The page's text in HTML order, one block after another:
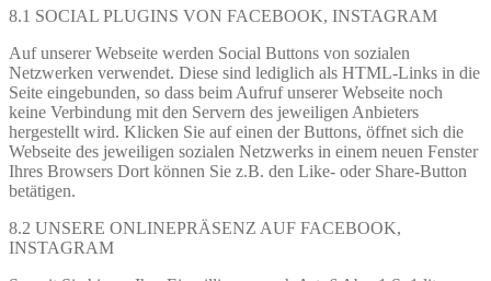
8.1 SOCIAL PLUGINS VON FACEBOOK, INSTAGRAM
Auf unserer Webseite werden Social Buttons von sozialen
Netzwerken verwendet. Diese sind lediglich als HTML-Links in die
Seite eingebunden, so dass beim Aufruf unserer Webseite noch
keine Verbindung mit den Servern des jeweiligen Anbieters
hergestellt wird. Klicken Sie auf einen der Buttons, öffnet sich die
Webseite des jeweiligen sozialen Netzwerks in einem neuen Fenster
Ihres Browsers Dort können Sie z.B. den Like- oder Share-Button
betätigen.
8.2 UNSERE ONLINEPRÄSENZ AUF FACEBOOK,
INSTAGRAM